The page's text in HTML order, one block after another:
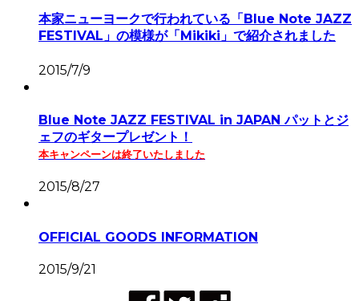
本家ニューヨークで行われている「Blue Note JAZZ
FESTIVAL」の模様が「Mikiki」で紹介されました
2015/7/9
Blue Note JAZZ FESTIVAL in JAPAN パットとジ
ェフのギタープレゼント！
本キャンペーンは終了いたしました
2015/8/27
OFFICIAL GOODS INFORMATION
2015/9/21